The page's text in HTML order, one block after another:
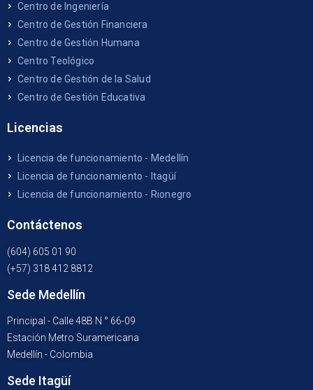
Centro de Ingeniería
Centro de Gestión Financiera
Centro de Gestión Humana
Centro Teológico
Centro de Gestión de la Salud
Centro de Gestión Educativa
Licencias
Licencia de funcionamiento - Medellín
Licencia de funcionamiento - Itagüí
Licencia de funcionamiento - Rionegro
Contáctenos
(604) 605 01 90
(+57) 318 412 8812
Sede Medellín
Principal - Calle 48B N ° 66-09
Estación Metro Suramericana
Medellín - Colombia
Sede Itagüí